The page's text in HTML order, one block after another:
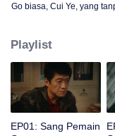
Go biasa, Cui Ye, yang
yang sama?
Playlist
EP01: Sang Pemain